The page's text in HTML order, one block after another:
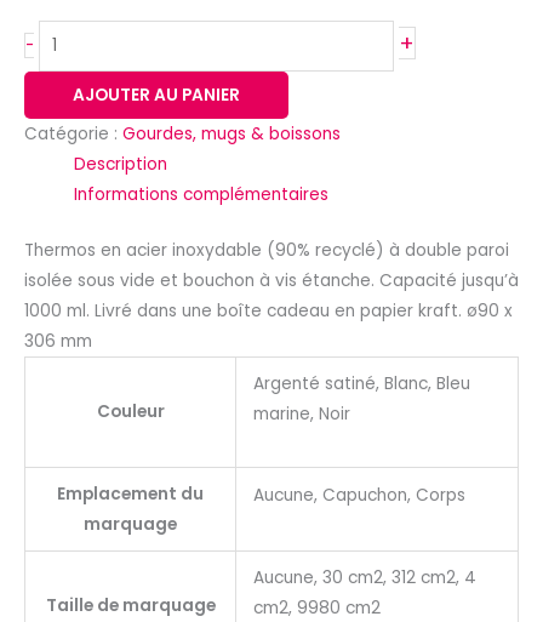
- +
AJOUTER AU PANIER
Catégorie : Gourdes, mugs & boissons
Description
Informations complémentaires
Thermos en acier inoxydable (90% recyclé) à double paroi
isolée sous vide et bouchon à vis étanche. Capacité jusqu’à
1000 ml. Livré dans une boîte cadeau en papier kraft. ø90 x
306 mm
Couleur
Argenté satiné, Blanc, Bleu
marine, Noir
Emplacement du
marquage
Aucune, Capuchon, Corps
Taille de marquage
Aucune, 30 cm2, 312 cm2, 4
cm2, 9980 cm2